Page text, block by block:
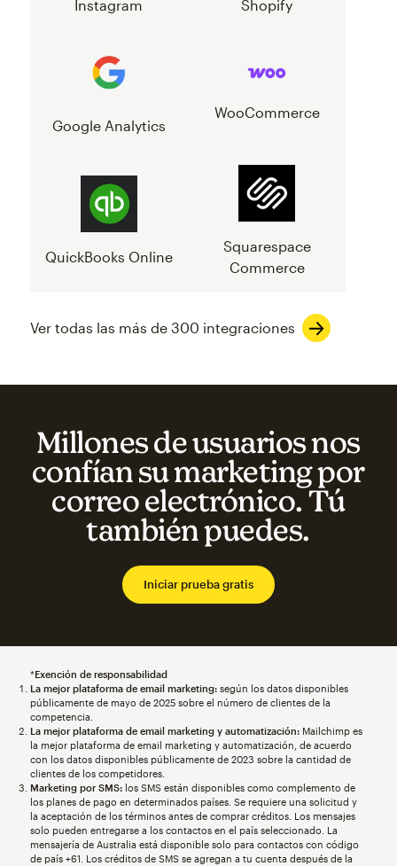
Instagram Shopify
Google Analytics
WooCommerce
QuickBooks Online
Squarespace
Commerce
Ver todas las más de 300 integraciones
Millones de usuarios nos
confían su marketing por
correo electrónico. Tú
también puedes.
Iniciar prueba gratis
*Exención de responsabilidad
La mejor plataforma de email marketing:según los datos disponibles
públicamente de mayo de 2025 sobre el número de clientes de la
competencia.
La mejor plataforma de email marketing y automatización:Mailchimp es
la mejor plataforma de email marketing y automatización, de acuerdo
con los datos disponibles públicamente de 2023 sobre la cantidad de
clientes de los competidores.
Marketing por SMS:los SMS están disponibles como complemento de
los planes de pago en determinados países. Se requiere una solicitud y
la aceptación de los términos antes de comprar créditos. Los mensajes
solo pueden entregarse a los contactos en el país seleccionado. La
mensajería de Australia está disponible solo para contactos con código
de país +61. Los créditos de SMS se agregan a tu cuenta después de la